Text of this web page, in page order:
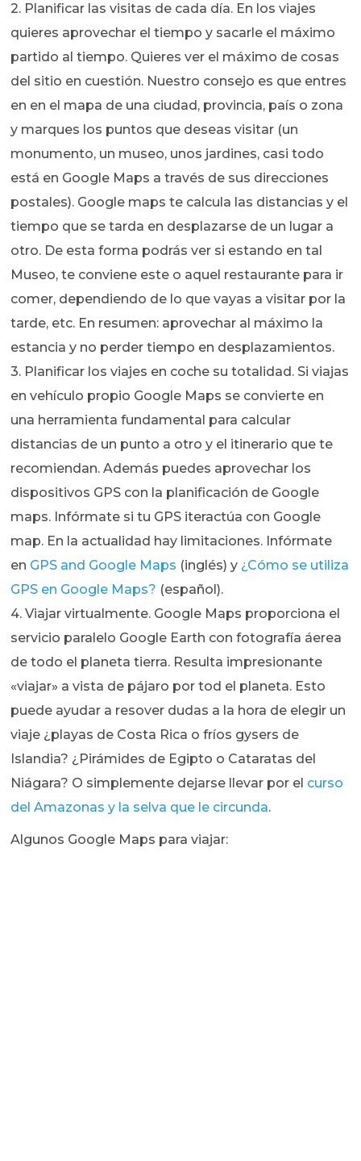
2. Planificar las visitas de cada día. En los viajes
quieres aprovechar el tiempo y sacarle el máximo
partido al tiempo. Quieres ver el máximo de cosas
del sitio en cuestión. Nuestro consejo es que entres
en en el mapa de una ciudad, provincia, país o zona
y marques los puntos que deseas visitar (un
monumento, un museo, unos jardines, casi todo
está en Google Maps a través de sus direcciones
postales). Google maps te calcula las distancias y el
tiempo que se tarda en desplazarse de un lugar a
otro. De esta forma podrás ver si estando en tal
Museo, te conviene este o aquel restaurante para ir
comer, dependiendo de lo que vayas a visitar por la
tarde, etc. En resumen: aprovechar al máximo la
estancia y no perder tiempo en desplazamientos.
3. Planificar los viajes en coche su totalidad. Si viajas
en vehículo propio Google Maps se convierte en
una herramienta fundamental para calcular
distancias de un punto a otro y el itinerario que te
recomiendan. Además puedes aprovechar los
dispositivos GPS con la planificación de Google
maps. Infórmate si tu GPS iteractúa con Google
map. En la actualidad hay limitaciones. Infórmate
en GPS and Google Maps (inglés) y ¿Cómo se utiliza
GPS en Google Maps? (español).
4. Viajar virtualmente. Google Maps proporciona el
servicio paralelo Google Earth con fotografía áerea
de todo el planeta tierra. Resulta impresionante
«viajar» a vista de pájaro por tod el planeta. Esto
puede ayudar a resover dudas a la hora de elegir un
viaje ¿playas de Costa Rica o fríos gysers de
Islandia? ¿Pirámides de Egipto o Cataratas del
Niágara? O simplemente dejarse llevar por el curso
del Amazonas y la selva que le circunda.
Algunos Google Maps para viajar: